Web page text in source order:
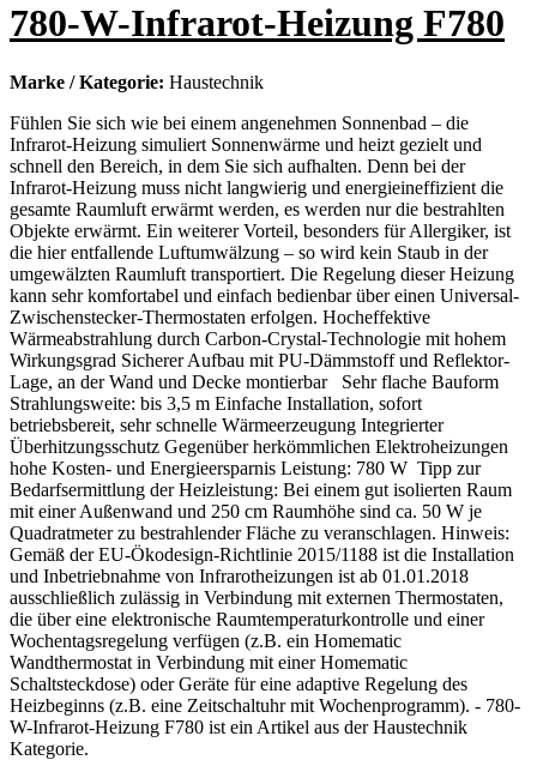
780-W-Infrarot-Heizung F780
Marke / Kategorie: Haustechnik
Fühlen Sie sich wie bei einem angenehmen Sonnenbad – die
Infrarot-Heizung simuliert Sonnenwärme und heizt gezielt und
schnell den Bereich, in dem Sie sich aufhalten. Denn bei der
Infrarot-Heizung muss nicht langwierig und energieineffizient die
gesamte Raumluft erwärmt werden, es werden nur die bestrahlten
Objekte erwärmt. Ein weiterer Vorteil, besonders für Allergiker, ist
die hier entfallende Luftumwälzung – so wird kein Staub in der
umgewälzten Raumluft transportiert. Die Regelung dieser Heizung
kann sehr komfortabel und einfach bedienbar über einen Universal-
Zwischenstecker-Thermostaten erfolgen. Hocheffektive
Wärmeabstrahlung durch Carbon-Crystal-Technologie mit hohem
Wirkungsgrad Sicherer Aufbau mit PU-Dämmstoff und Reflektor-
Lage, an der Wand und Decke montierbar Sehr flache Bauform
Strahlungsweite: bis 3,5 m Einfache Installation, sofort
betriebsbereit, sehr schnelle Wärmeerzeugung Integrierter
Überhitzungsschutz Gegenüber herkömmlichen Elektroheizungen
hohe Kosten- und Energieersparnis Leistung: 780 W Tipp zur
Bedarfsermittlung der Heizleistung: Bei einem gut isolierten Raum
mit einer Außenwand und 250 cm Raumhöhe sind ca. 50 W je
Quadratmeter zu bestrahlender Fläche zu veranschlagen. Hinweis:
Gemäß der EU-Ökodesign-Richtlinie 2015/1188 ist die Installation
und Inbetriebnahme von Infrarotheizungen ist ab 01.01.2018
ausschließlich zulässig in Verbindung mit externen Thermostaten,
die über eine elektronische Raumtemperaturkontrolle und einer
Wochentagsregelung verfügen (z.B. ein Homematic
Wandthermostat in Verbindung mit einer Homematic
Schaltsteckdose) oder Geräte für eine adaptive Regelung des
Heizbeginns (z.B. eine Zeitschaltuhr mit Wochenprogramm). - 780-
W-Infrarot-Heizung F780 ist ein Artikel aus der Haustechnik
Kategorie.